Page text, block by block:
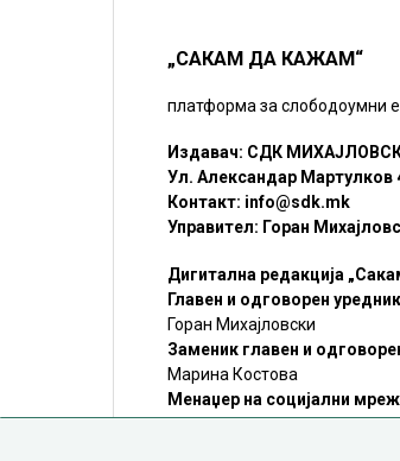
„САКАМ ДА КАЖАМ“
платформа за слободоумни
Издавач: СДК
Ул. Александар Мартулков
Контакт: info@sdk.mk
Управител: Горан
Дигитална редакција
Главен и одговорен
Горан Михајловски
Заменик главен и
Марина Костова
Менаџер на социјални
Мирослав Илиоски